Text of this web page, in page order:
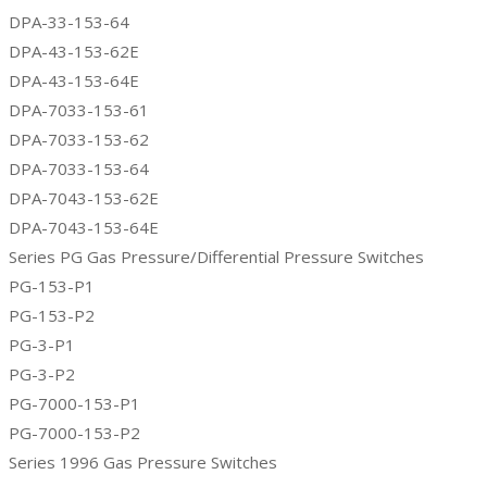
DPA-33-153-64
DPA-43-153-62E
DPA-43-153-64E
DPA-7033-153-61
DPA-7033-153-62
DPA-7033-153-64
DPA-7043-153-62E
DPA-7043-153-64E
Series PG Gas Pressure/Differential Pressure Switches
PG-153-P1
PG-153-P2
PG-3-P1
PG-3-P2
PG-7000-153-P1
PG-7000-153-P2
Series 1996 Gas Pressure Switches